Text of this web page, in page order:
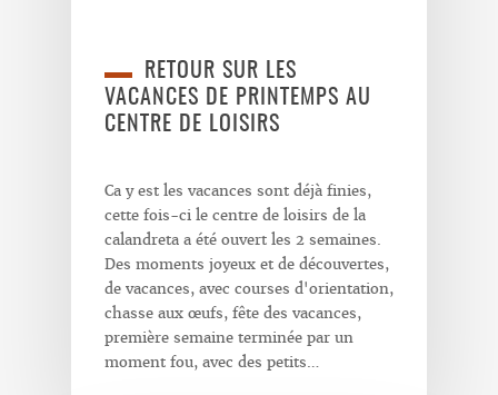
RETOUR SUR LES
VACANCES DE PRINTEMPS AU
CENTRE DE LOISIRS
Ca y est les vacances sont déjà finies,
cette fois-ci le centre de loisirs de la
calandreta a été ouvert les 2 semaines.
Des moments joyeux et de découvertes,
de vacances, avec courses d'orientation,
chasse aux œufs, fête des vacances,
première semaine terminée par un
moment fou, avec des petits…